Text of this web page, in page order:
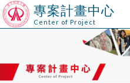
專案計畫中心
Center of Project